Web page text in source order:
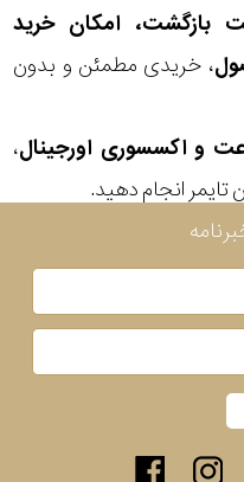
۳۰ روز مهلت بازگشت، امکان خرید
، خریدی مطمئن و بدون
،
تایمر انجام دهید.